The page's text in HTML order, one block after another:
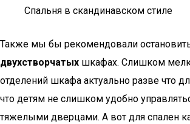
Спальня в скандинавском стиле
Также мы бы рекомендовали
двухстворчатых шкафах. Слишком
отделений шкафа актуально разве что
что детям не слишком удобно
тяжелыми дверцами. А вот для спален